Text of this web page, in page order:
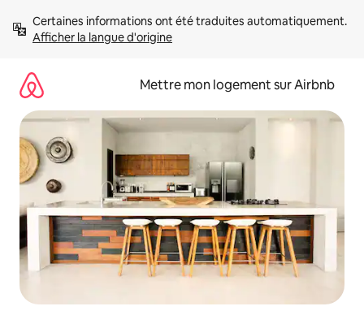
directement
Afficher la langue d'origine
Mettre mon logement sur Airbnb